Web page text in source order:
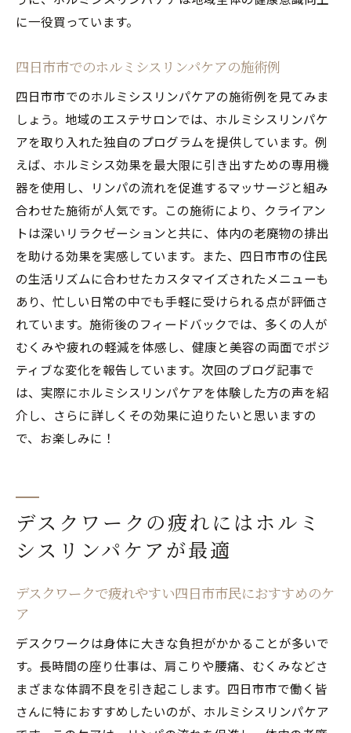
の体験談
のアフターケア方法
ホルミシスリンパケアで心も身体もリフレッシ
ュ
心と身体のリフレッシュにホルミシスリン
パケアが最適な理由
四日市市のストレス社会にホルミシスリン
パケアを取り入れる方法
ホルミシスリンパケアで心身のバランスを
整える
四日市市でのホルミシスリンパケアの精神
的効果
ホルミシスリンパケア後のリラックス効果
を最大限に引き出す方法
四日市市民によるホルミシスリンパケア体
験談
四日市市で話題のホルミシスリンパケアの実態
ホルミシスリンパケアが四日市市で注目さ
れる理由
の施術内容
かすためのコツ
四日市市でホルミシスリンパケアを受ける
四日市市のホルミシスリンパケア専門サロ
に一役買っています。
四日市市でのホルミシスリンパケアの施術例
四日市市でのホルミシスリンパケアの施術例を見てみま
しょう。地域のエステサロンでは、ホルミシスリンパケ
アを取り入れた独自のプログラムを提供しています。例
えば、ホルミシス効果を最大限に引き出すための専用機
器を使用し、リンパの流れを促進するマッサージと組み
合わせた施術が人気です。この施術により、クライアン
トは深いリラクゼーションと共に、体内の老廃物の排出
を助ける効果を実感しています。また、四日市市の住民
の生活リズムに合わせたカスタマイズされたメニューも
あり、忙しい日常の中でも手軽に受けられる点が評価さ
れています。施術後のフィードバックでは、多くの人が
むくみや疲れの軽減を体感し、健康と美容の両面でポジ
ティブな変化を報告しています。次回のブログ記事で
は、実際にホルミシスリンパケアを体験した方の声を紹
介し、さらに詳しくその効果に迫りたいと思いますの
で、お楽しみに！
デスクワークの疲れにはホルミ
シスリンパケアが最適
デスクワークで疲れやすい四日市市民におすすめのケ
ア
デスクワークは身体に大きな負担がかかることが多いで
す。長時間の座り仕事は、肩こりや腰痛、むくみなどさ
まざまな体調不良を引き起こします。四日市市で働く皆
さんに特におすすめしたいのが、ホルミシスリンパケア